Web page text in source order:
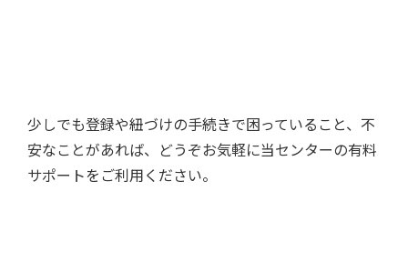
少しでも登録や紐づけの手続きで困っていること、不
安なことがあれば、どうぞお気軽に当センターの有料
サポートをご利用ください。